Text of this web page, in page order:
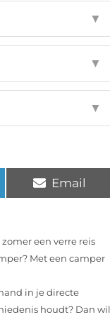
▼
▼
▼
Email
een verre reis
Met een camper
in je directe
houdt? Dan wil